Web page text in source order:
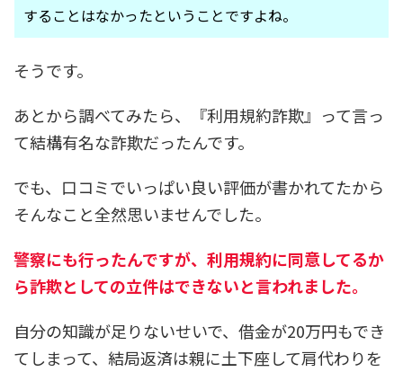
することはなかったということですよね。
そうです。
あとから調べてみたら、
『利用規約詐欺』 って言っ
て結構有名な詐欺だったんです。
でも、口コミでいっぱい良い評価が書かれてたから
そんなこと全然思いませんでした。
警察にも行ったんですが、利用規約に同意してるか
ら詐欺としての立件はできないと言われました。
自分の知識が足りないせいで、借金が20万円もでき
てしまって、結局返済は親に土下座して肩代わりを